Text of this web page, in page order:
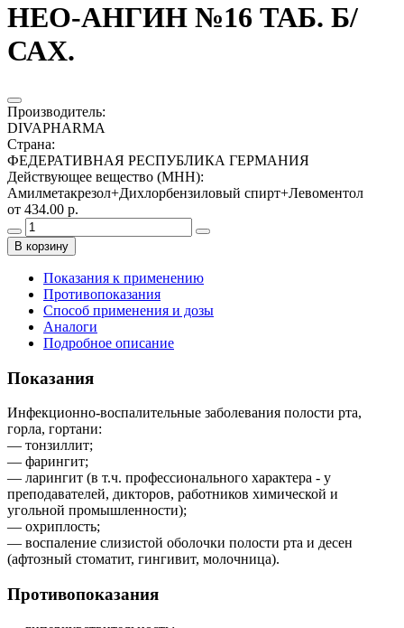
НЕО-АНГИН №16 ТАБ. Б/
САХ.
Производитель:
DIVAPHARMA
Страна:
ФЕДЕРАТИВНАЯ РЕСПУБЛИКА ГЕРМАНИЯ
Действующее вещество (МНН):
Амилметакрезол+Дихлорбензиловый спирт+Левоментол
от 434.00 р.
В корзину
Показания к применению
Противопоказания
Способ применения и дозы
Аналоги
Подробное описание
Показания
Инфекционно-воспалительные заболевания полости рта,
горла, гортани:
— тонзиллит;
— фарингит;
— ларингит (в т.ч. профессионального характера - у
преподавателей, дикторов, работников химической и
угольной промышленности);
— охриплость;
— воспаление слизистой оболочки полости рта и десен
(афтозный стоматит, гингивит, молочница).
Противопоказания